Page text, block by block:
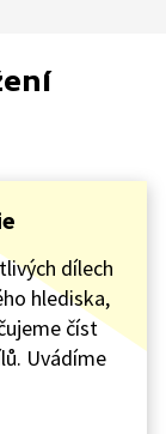
dílech
hlediska,
číst
Uvádíme